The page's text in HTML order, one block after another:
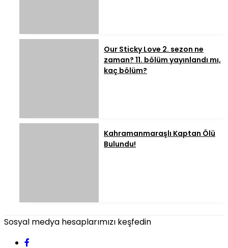
Our Sticky Love 2. sezon ne
zaman? 11. bölüm yayınlandı mı,
kaç bölüm?
Kahramanmaraşlı Kaptan Ölü
Bulundu!
Sosyal medya hesaplarımızı keşfedin